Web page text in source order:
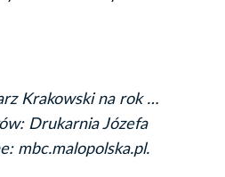
Krakowski na rok …
Drukarnia Józefa
mbc.malopolska.pl.